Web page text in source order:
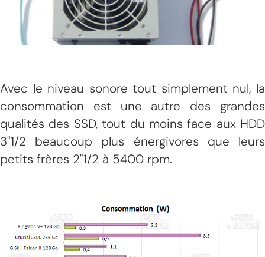
Avec le niveau sonore tout simplement nul, la
consommation est une autre des grandes
qualités des SSD, tout du moins face aux HDD
3"1/2 beaucoup plus énergivores que leurs
petits frères 2"1/2 à 5400 rpm.